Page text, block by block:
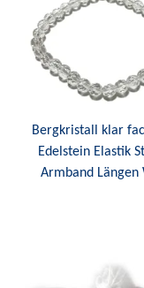
Bergkristall klar
Edelstein Elastik
Armband Längen